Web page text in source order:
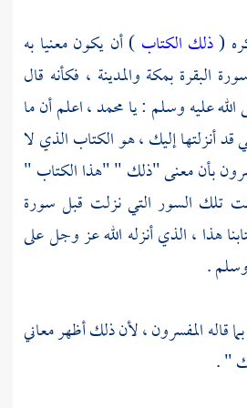
(ذلك الكتاب ) أن يكون معنيا به
البقرة بمكة والمدينة ، فكأنه قال
عليه وسلم : يامحمد ،اعلم أن ما
أنزلتها إليك ، هو الكتاب الذي لا
بأن معنى "ذلك " "هذا الكتاب "
تلك السور التي نزلت قبل سورة
هذا ، الذي أنزله الله عز وجل على
.
قاله المفسرون ، لأن ذلك أظهر معاني
" .